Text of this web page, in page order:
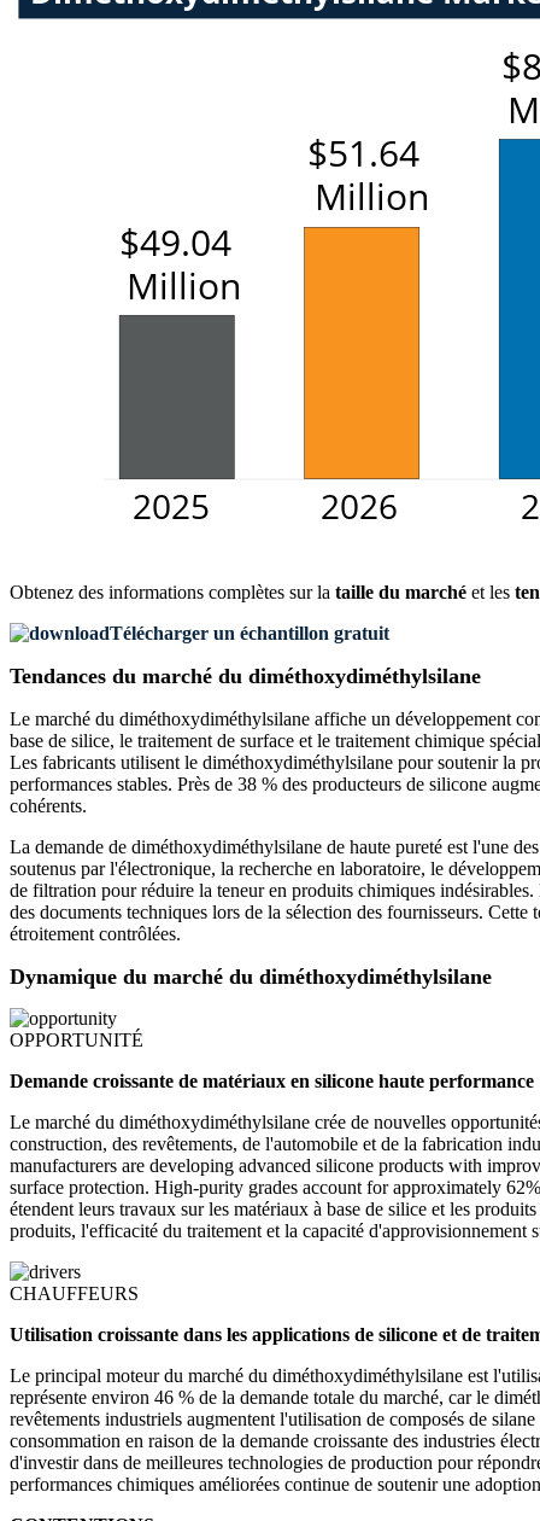
Obtenez des informations complètes sur la taille du marché et les
Télécharger un échantillon gratuit
Tendances du marché du diméthoxydiméthylsilane
Le marché du diméthoxydiméthylsilane affiche un développement
base de silice, le traitement de surface et le traitement chimique
Les fabricants utilisent le diméthoxydiméthylsilane pour soutenir la
performances stables. Près de 38 % des producteurs de silicone
cohérents.
La demande de diméthoxydiméthylsilane de haute pureté est l'une
soutenus par l'électronique, la recherche en laboratoire, le
de filtration pour réduire la teneur en produits chimiques
des documents techniques lors de la sélection des fournisseurs.
étroitement contrôlées.
Dynamique du marché du diméthoxydiméthylsilane
OPPORTUNITÉ
Demande croissante de matériaux en silicone haute performance
Le marché du diméthoxydiméthylsilane crée de nouvelles
construction, des revêtements, de l'automobile et de la fabrication
manufacturers are developing advanced silicone products with
surface protection. High-purity grades account for approximately
étendent leurs travaux sur les matériaux à base de silice et les
produits, l'efficacité du traitement et la capacité d'approvisionnement
CHAUFFEURS
Utilisation croissante dans les applications de silicone et de
Le principal moteur du marché du diméthoxydiméthylsilane est
représente environ 46 % de la demande totale du marché, car le
revêtements industriels augmentent l'utilisation de composés de
consommation en raison de la demande croissante des industries
d'investir dans de meilleures technologies de production pour
performances chimiques améliorées continue de soutenir une